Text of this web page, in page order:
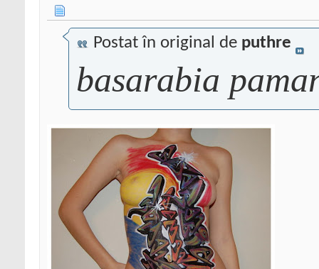
Postat în original de puthre
basarabia